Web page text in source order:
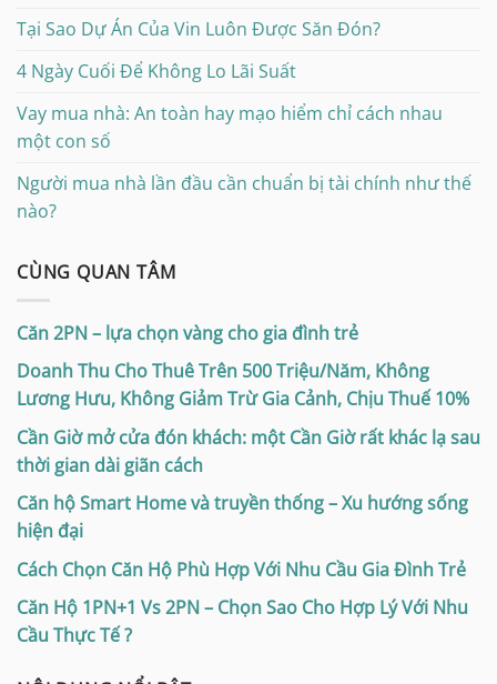
Tại Sao Dự Án Của Vin Luôn Được Săn Đón?
4 Ngày Cuối Để Không Lo Lãi Suất
Vay mua nhà: An toàn hay mạo hiểm chỉ cách nhau
một con số
Người mua nhà lần đầu cần chuẩn bị tài chính như thế
nào?
CÙNG QUAN TÂM
Căn 2PN – lựa chọn vàng cho gia đình trẻ
Doanh Thu Cho Thuê Trên 500 Triệu/Năm, Không
Lương Hưu, Không Giảm Trừ Gia Cảnh, Chịu Thuế 10%
Cần Giờ mở cửa đón khách: một Cần Giờ rất khác lạ sau
thời gian dài giãn cách
Căn hộ Smart Home và truyền thống – Xu hướng sống
hiện đại
Cách Chọn Căn Hộ Phù Hợp Với Nhu Cầu Gia Đình Trẻ
Căn Hộ 1PN+1 Vs 2PN – Chọn Sao Cho Hợp Lý Với Nhu
Cầu Thực Tế ?